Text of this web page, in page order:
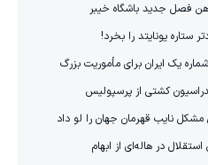
فصل جدید باشگاه خیبر
ستاره یونایتد را بخرد!
یک ایران برای مأموریت بزرگ
کشتی از پرسپولیس
نایب قهرمان جهان را لو داد
استقلال در هاله‌ای از ابهام